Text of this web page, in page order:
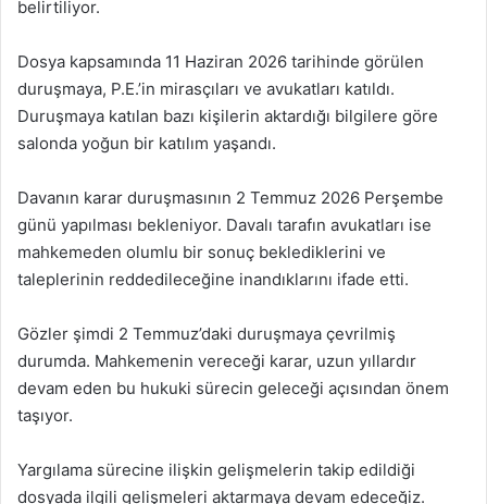
belirtiliyor.
Dosya kapsamında 11 Haziran 2026 tarihinde görülen
duruşmaya, P.E.’in mirasçıları ve avukatları katıldı.
Duruşmaya katılan bazı kişilerin aktardığı bilgilere göre
salonda yoğun bir katılım yaşandı.
Davanın karar duruşmasının 2 Temmuz 2026 Perşembe
günü yapılması bekleniyor. Davalı tarafın avukatları ise
mahkemeden olumlu bir sonuç beklediklerini ve
taleplerinin reddedileceğine inandıklarını ifade etti.
Gözler şimdi 2 Temmuz’daki duruşmaya çevrilmiş
durumda. Mahkemenin vereceği karar, uzun yıllardır
devam eden bu hukuki sürecin geleceği açısından önem
taşıyor.
Yargılama sürecine ilişkin gelişmelerin takip edildiği
dosyada ilgili gelişmeleri aktarmaya devam edeceğiz.